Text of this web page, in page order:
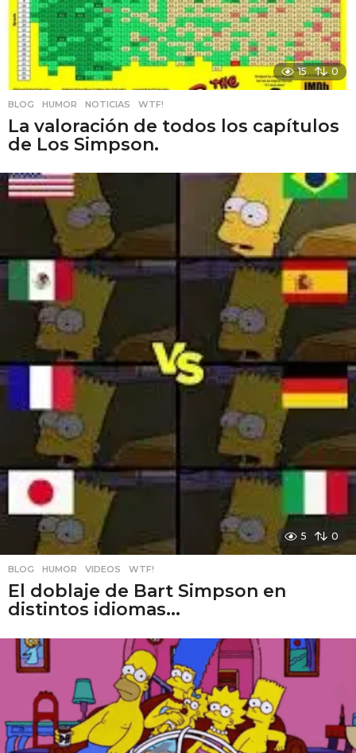
15 0
BLOG ,HUMOR ,NOTICIAS ,WTF!
La valoración de todos los capítulos
de Los Simpson.
5 0
BLOG ,HUMOR ,VIDEOS ,WTF!
El doblaje de Bart Simpson en
distintos idiomas...